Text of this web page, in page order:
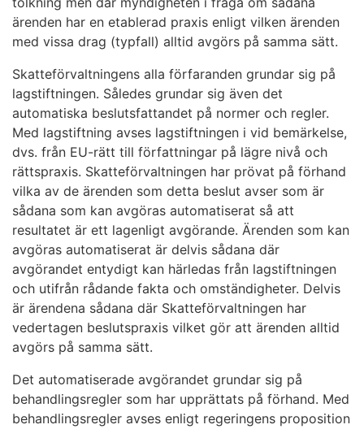
ärenden har en etablerad praxis enligt vilken ärenden
med vissa drag (typfall) alltid avgörs på samma sätt.
Skatteförvaltningens alla förfaranden grundar sig på
lagstiftningen. Således grundar sig även det
automatiska beslutsfattandet på normer och regler.
Med lagstiftning avses lagstiftningen i vid bemärkelse,
dvs. från EU-rätt till författningar på lägre nivå och
rättspraxis. Skatteförvaltningen har prövat på förhand
vilka av de ärenden som detta beslut avser som är
sådana som kan avgöras automatiserat så att
resultatet är ett lagenligt avgörande. Ärenden som kan
avgöras automatiserat är delvis sådana där
avgörandet entydigt kan härledas från lagstiftningen
och utifrån rådande fakta och omständigheter. Delvis
är ärendena sådana där Skatteförvaltningen har
vedertagen beslutspraxis vilket gör att ärenden alltid
avgörs på samma sätt.
Det automatiserade avgörandet grundar sig på
behandlingsregler som har upprättats på förhand. Med
behandlingsregler avses enligt regeringens proposition